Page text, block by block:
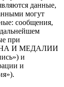
данные,
могут
сообщения,
при
И МЕДАЛИИ
и
и